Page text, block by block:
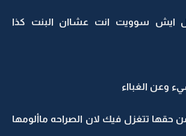
ايش سوويت انت عشاان البنت كذا
وعن الغبااء
حقها تتغزل فيك لان الصراحه ماألومها